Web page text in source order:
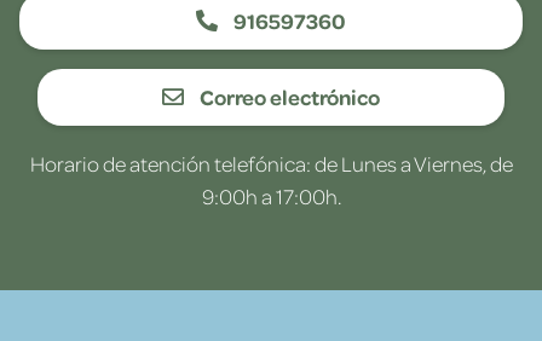
916597360
Correo electrónico
Horario de atención telefónica: de Lunes a Viernes, de
9:00h a 17:00h.